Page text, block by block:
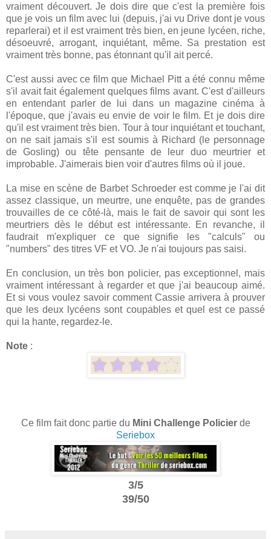
vraiment découvert. Je dois dire que c'est la première fois
que je vois un film avec lui (depuis, j'ai vu Drive dont je vous
reparlerai) et il est vraiment très bien, en jeune lycéen, riche,
désoeuvré, arrogant, inquiétant, même. Sa prestation est
vraiment très bonne, pas étonnant qu'il ait percé.
C'est aussi avec ce film que Michael Pitt a été connu même
s'il avait fait également quelques films avant. C'est d'ailleurs
en entendant parler de lui dans un magazine cinéma à
l'époque, que j'avais eu envie de voir le film. Et je dois dire
qu'il est vraiment très bien. Tour à tour inquiétant et touchant,
on ne sait jamais s'il est soumis à Richard (le personnage
de Gosling) ou tête pensante de leur duo meurtrier et
improbable. J'aimerais bien voir d'autres films où il joue.
La mise en scène de Barbet Schroeder est comme je l'ai dit
assez classique, un meurtre, une enquête, pas de grandes
trouvailles de ce côté-là, mais le fait de savoir qui sont les
meurtriers dès le début est intéressante. En revanche, il
faudrait m'expliquer ce que signifie les "calculs" ou
"numbers" des titres VF et VO. Je n'ai toujours pas saisi.
En conclusion, un très bon policier, pas exceptionnel, mais
vraiment intéressant à regarder et que j'ai beaucoup aimé.
Et si vous voulez savoir comment Cassie arrivera à prouver
que les deux lycéens sont coupables et quel est ce passé
qui la hante, regardez-le.
Note :
Ce film fait donc partie du Mini Challenge Policierde
Seriebox
3/5
39/50